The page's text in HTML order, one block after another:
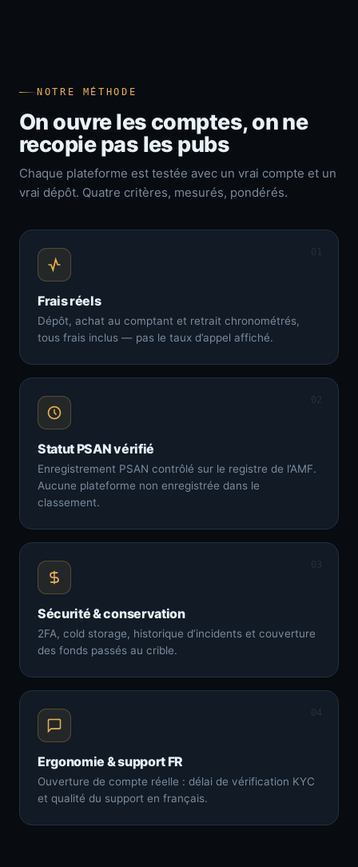
NOTRE MÉTHODE
On ouvre les comptes, on ne
recopie pas les pubs
Chaque plateforme est testée avec un vrai compte et un
vrai dépôt. Quatre critères, mesurés, pondérés.
01
Frais réels
Dépôt, achat au comptant et retrait chronométrés,
tous frais inclus — pas le taux d’appel affiché.
02
Statut PSAN vérifié
Enregistrement PSAN contrôlé sur le registre de l’AMF.
Aucune plateforme non enregistrée dans le
classement.
03
Sécurité & conservation
2FA, cold storage, historique d’incidents et couverture
des fonds passés au crible.
04
Ergonomie & support FR
Ouverture de compte réelle : délai de vérification KYC
et qualité du support en français.